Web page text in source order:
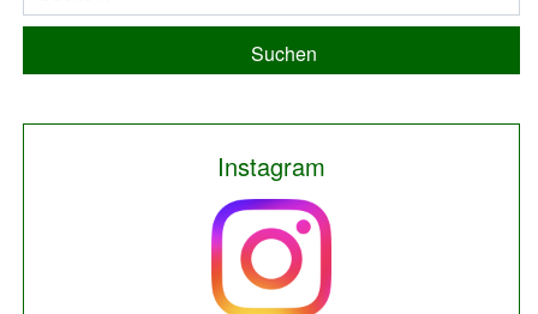
Suchen
Instagram